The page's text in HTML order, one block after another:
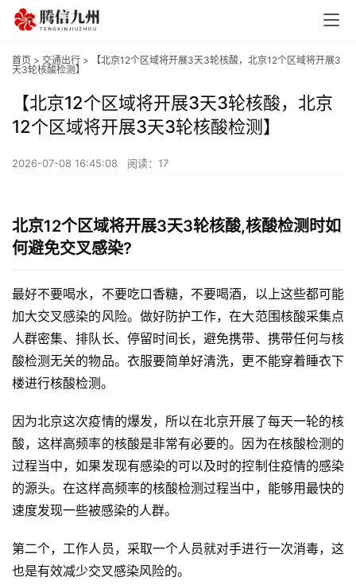
首页 > 交通出行 > 【北京12个区域将开展3天3轮核酸，北京12个区域将开展3
天3轮核酸检测】
【北京12个区域将开展3天3轮核酸，北京
12个区域将开展3天3轮核酸检测】
2026-07-08 16:45:08 阅读：17
北京12个区域将开展3天3轮核酸,核酸检测时如
何避免交叉感染?
最好不要喝水，不要吃口香糖，不要喝酒，以上这些都可能
加大交叉感染的风险。做好防护工作，在大范围核酸采集点
人群密集、排队长、停留时间长，避免携带、携带任何与核
酸检测无关的物品。衣服要简单好清洗，更不能穿着睡衣下
楼进行核酸检测。
因为北京这次疫情的爆发，所以在北京开展了每天一轮的核
酸，这样高频率的核酸是非常有必要的。因为在核酸检测的
过程当中，如果发现有感染的可以及时的控制住疫情的感染
的源头。在这样高频率的核酸检测过程当中，能够用最快的
速度发现一些被感染的人群。
第二个，工作人员，采取一个人员就对手进行一次消毒，这
也是有效减少交叉感染风险的。